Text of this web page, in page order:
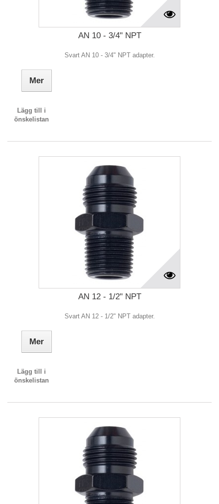
AN 10 - 3/4" NPT
Svart AN 10 - 3/4" NPT adapter.
Mer
Lägg till i
önskelistan
AN 12 - 1/2" NPT
Svart AN 12 - 1/2" NPT adapter.
Mer
Lägg till i
önskelistan